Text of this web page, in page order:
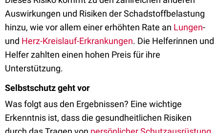
Auswirkungen und Risiken der Schadstoffbelastung
hinzu, wie vor allem einer erhöhten Rate an Lungen-
und Herz-Kreislauf-Erkrankungen. Die Helferinnen und
Helfer zahlten einen hohen Preis für ihre
Unterstützung.
Selbstschutz geht vor
Was folgt aus den Ergebnissen? Eine wichtige
Erkenntnis ist, dass die gesundheitlichen Risiken